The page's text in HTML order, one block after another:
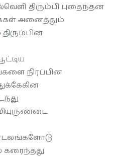
திரும்பி புதைந்தன
அனைத்தும்
திரும்பின
நிரப்பின
கரைந்தது